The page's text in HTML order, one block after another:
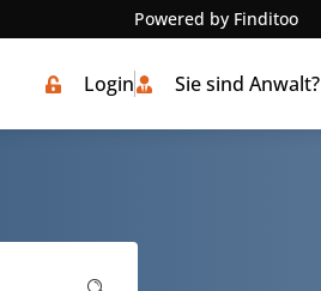
Powered by Finditoo
Login Sie sind Anwalt?